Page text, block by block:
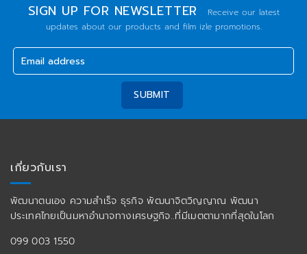
SIGN UP FOR NEWSLETTER
Receive our latest
updates about our products and film izlepromotions.
เกี่ยวกับเรา
พัฒนาตนเอง ความสำเร็จ ธุรกิจ พัฒนาจิตวิญญาณ พัฒนา
ประเทศไทยเป็นมหาอำนาจทางเศรษฐกิจ..ที่มีเมตตามากที่สุดในโลก
099 003 1550